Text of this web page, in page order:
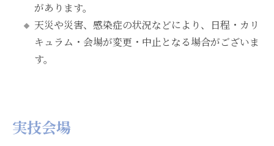
があります。
天災や災害、感染症の状況などにより、日程・カリ
キュラム・会場が変更・中止となる場合がございま
す。
実技会場